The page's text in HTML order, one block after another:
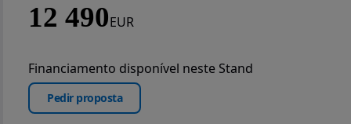
12 490EUR
Financiamento disponível neste Stand
Pedir proposta